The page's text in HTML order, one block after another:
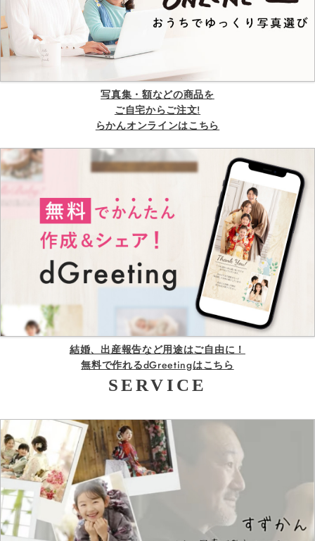
写真集・額などの商品を
ご自宅からご注文!
らかんオンラインはこちら
結婚、出産報告など用途はご自由に！
無料で作れるdGreetingはこちら
SERVICE